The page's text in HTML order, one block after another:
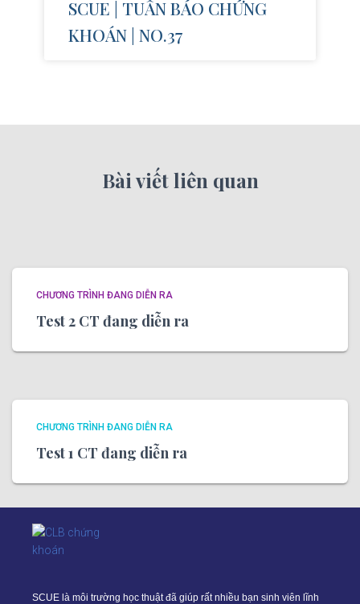
SCUE | TUẦN BÁO CHỨNG
KHOÁN | NO.37
Bài viết liên quan
CHƯƠNG TRÌNH ĐANG DIỄN RA
Test 2 CT đang diễn ra
CHƯƠNG TRÌNH ĐANG DIỄN RA
Test 1 CT đang diễn ra
SCUE là môi trường học thuật đã giúp rất nhiều bạn sinh viên lĩnh